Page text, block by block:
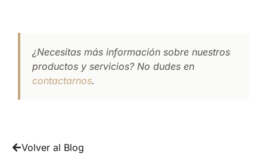
¿Necesitas más información sobre nuestros
productos y servicios? No dudes en
contactarnos.
Volver al Blog